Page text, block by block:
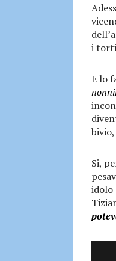
i
E lo
Si,
idolo